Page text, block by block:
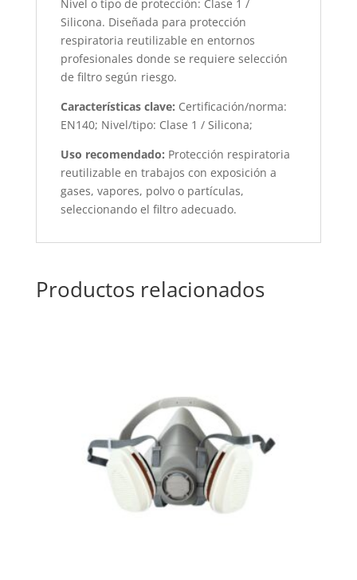
Nivel o tipo de protección: Clase 1 /
Silicona. Diseñada para protección
respiratoria reutilizable en entornos
profesionales donde se requiere selección
de filtro según riesgo.
Características clave: Certificación/norma:
EN140; Nivel/tipo: Clase 1 / Silicona;
Uso recomendado: Protección respiratoria
reutilizable en trabajos con exposición a
gases, vapores, polvo o partículas,
seleccionando el filtro adecuado.
Productos relacionados